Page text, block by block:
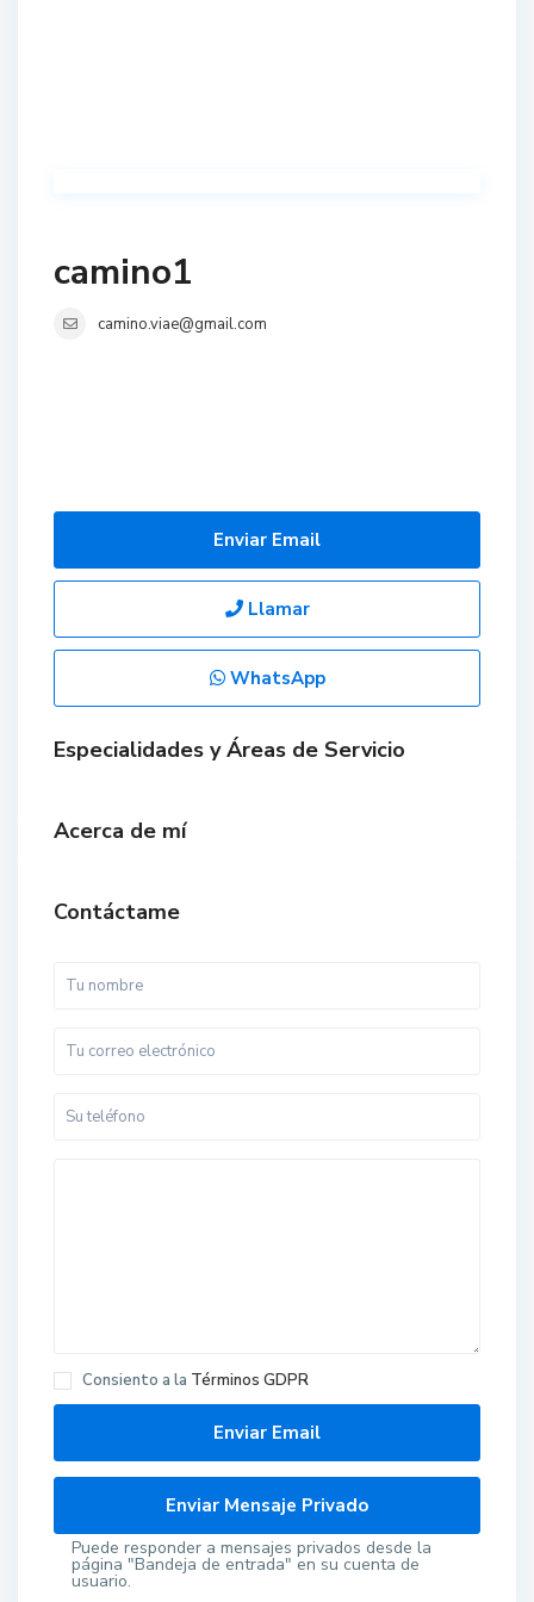
camino1
camino.viae@gmail.com
Enviar Email
Llamar
WhatsApp
Especialidades y Áreas de Servicio
Acerca de mí
Contáctame
Consiento a la Términos GDPR
Puede responder a mensajes privados desde la
página "Bandeja de entrada" en su cuenta de
usuario.